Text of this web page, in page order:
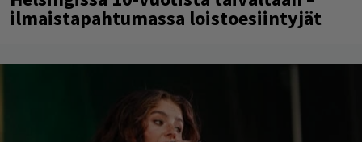
ilmaistapahtumassa loistoesiintyjät